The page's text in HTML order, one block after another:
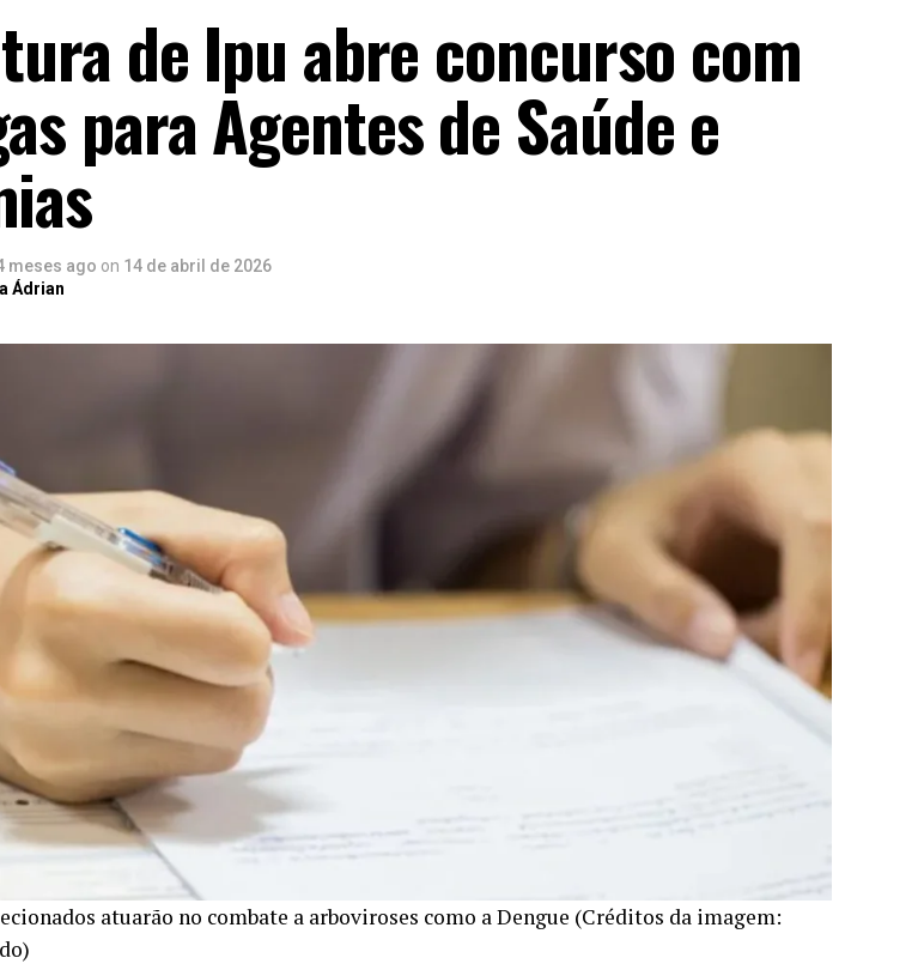
de Ipu abre concurso com
para Agentes de Saúde e
meses ago on 14 de abril de 2026
Ádrian
atuarão no combate a arboviroses como a Dengue (Créditos da imagem: